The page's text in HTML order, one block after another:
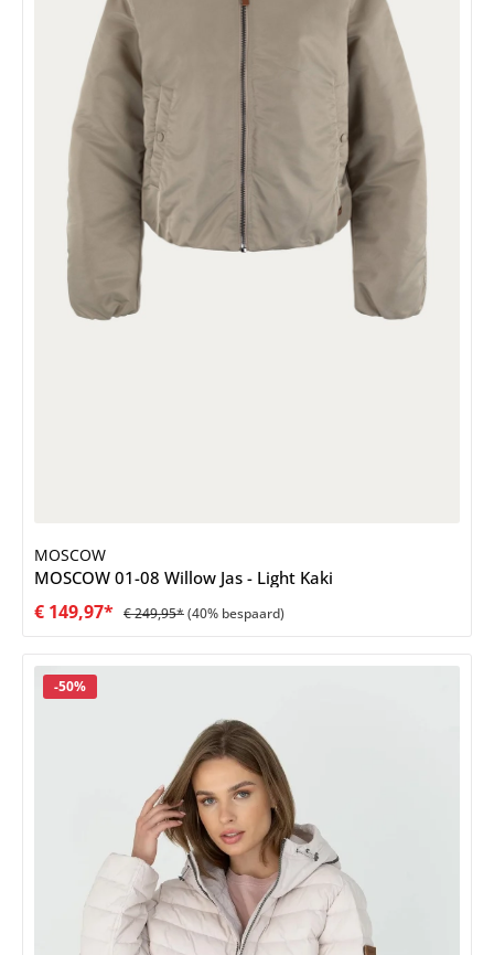
MOSCOW
MOSCOW 01-08 Willow Jas - Light Kaki
€ 149,97* € 249,95*(40% bespaard)
Korting
-50%